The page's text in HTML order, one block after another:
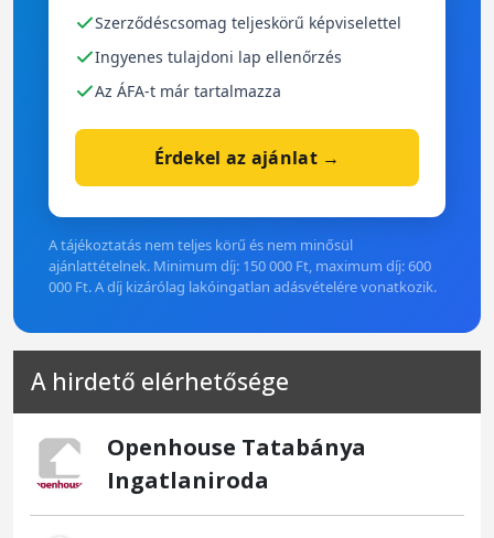
Szerződéscsomag teljeskörű képviselettel
Ingyenes tulajdoni lap ellenőrzés
Az ÁFA-t már tartalmazza
Érdekel az ajánlat →
A tájékoztatás nem teljes körű és nem minősül
ajánlattételnek. Minimum díj: 150 000 Ft, maximum díj: 600
000 Ft. A díj kizárólag lakóingatlan adásvételére vonatkozik.
A hirdető elérhetősége
Openhouse Tatabánya
Ingatlaniroda